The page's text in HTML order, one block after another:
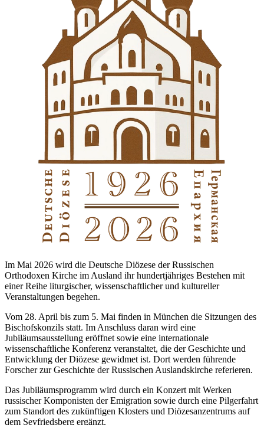
Im Mai 2026 wird die Deutsche Diözese der Russischen
Orthodoxen Kirche im Ausland ihr hundertjähriges Bestehen mit
einer Reihe liturgischer, wissenschaftlicher und kultureller
Veranstaltungen begehen.
Vom 28. April bis zum 5. Mai finden in München die Sitzungen des
Bischofskonzils statt. Im Anschluss daran wird eine
Jubiläumsausstellung eröffnet sowie eine internationale
wissenschaftliche Konferenz veranstaltet, die der Geschichte und
Entwicklung der Diözese gewidmet ist. Dort werden führende
Forscher zur Geschichte der Russischen Auslandskirche referieren.
Das Jubiläumsprogramm wird durch ein Konzert mit Werken
russischer Komponisten der Emigration sowie durch eine Pilgerfahrt
zum Standort des zukünftigen Klosters und Diözesanzentrums auf
dem Seyfriedsberg ergänzt.